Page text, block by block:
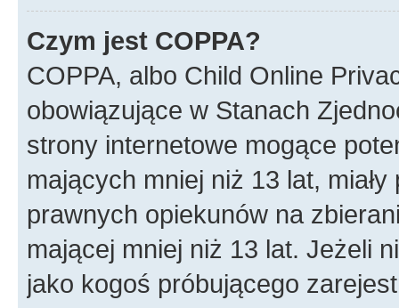
Czym jest COPPA?
COPPA, albo Child Online
obowiązujące w Stanach
strony internetowe mogące
mających mniej niż 13 lat,
prawnych opiekunów na
mającej mniej niż 13 lat. Jeżeli
jako kogoś próbującego